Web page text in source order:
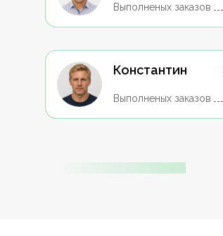
Выполненых заказов
Константин
Выполненых заказов